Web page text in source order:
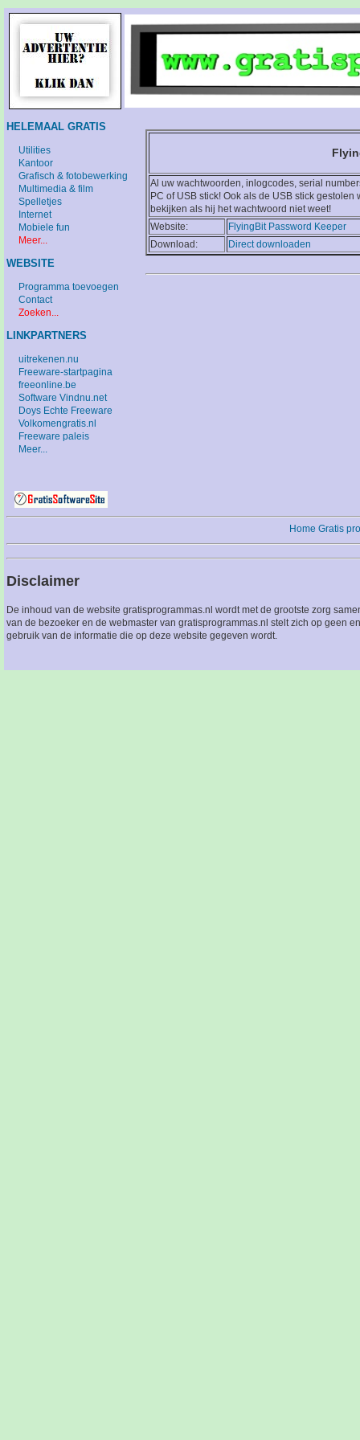
Al uw wachtwoorden, inlogcodes, serial
PC of USB stick! Ook als de USB stick
bekijken als hij het wachtwoord niet weet!
Website:
FlyingBit Password Keeper
Download:
Direct downloaden
HELEMAAL GRATIS
Utilities
Kantoor
Grafisch & fotobewerking
Multimedia & film
Spelletjes
Internet
Mobiele fun
Meer...
WEBSITE
Programma toevoegen
Contact
Zoeken...
LINKPARTNERS
uitrekenen.nu
Freeware-startpagina
freeonline.be
Software Vindnu.net
Doys Echte Freeware
Volkomengratis.nl
Freeware paleis
Meer...
Home Gratis
Disclaimer
De inhoud van de website gratisprogrammas.nl wordt met de grootste zorg
van de bezoeker en de webmaster van gratisprogrammas.nl stelt zich op geen
gebruik van de informatie die op deze website gegeven wordt.